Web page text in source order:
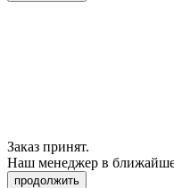
Заказ принят.
Наш менеджер в
продолжить